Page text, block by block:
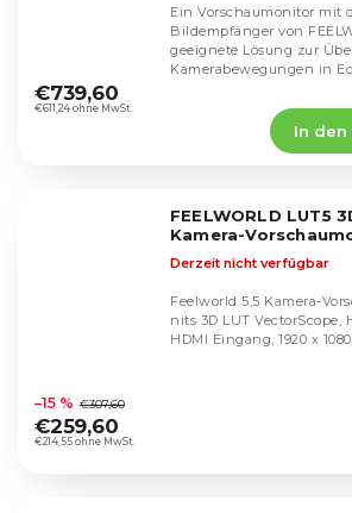
durchschnittliche
Produktbewertung
€611,24 ohne MwSt.
€739,60
In den
Ein Vorschaumonitor mit
Bildempfänger von
geeignete Lösung zur
Kamerabewegungen in
FEELWORLD LUT5
Kamera-
durchschnittliche
Produktbewertung
ist
Derzeit nicht verfügbar
€214,55 ohne MwSt.
–15 % €307,60
€259,60
Feelworld 5,5 Kamera-
nits 3D LUT VectorScope,
HDMI Eingang, 1920 x